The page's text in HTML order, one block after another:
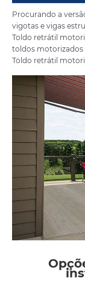
Procurando a
vigotas e vigas
Toldo retrátil
toldos motorizados
Toldo retrátil